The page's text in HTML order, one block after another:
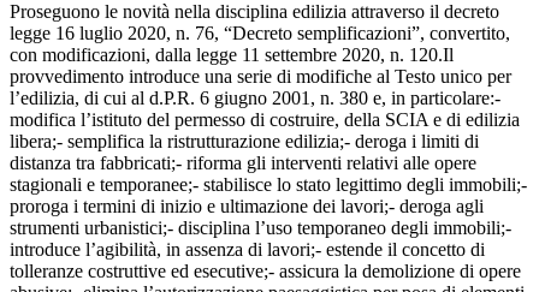
Proseguono le novità nella disciplina edilizia attraverso il decreto
legge 16 luglio 2020, n. 76, “Decreto semplificazioni”, convertito,
con modificazioni, dalla legge 11 settembre 2020, n. 120.Il
provvedimento introduce una serie di modifiche al Testo unico per
l’edilizia, di cui al d.P.R. 6 giugno 2001, n. 380 e, in particolare:-
modifica l’istituto del permesso di costruire, della SCIA e di edilizia
libera;- semplifica la ristrutturazione edilizia;- deroga i limiti di
distanza tra fabbricati;- riforma gli interventi relativi alle opere
stagionali e temporanee;- stabilisce lo stato legittimo degli immobili;-
proroga i termini di inizio e ultimazione dei lavori;- deroga agli
strumenti urbanistici;- disciplina l’uso temporaneo degli immobili;-
introduce l’agibilità, in assenza di lavori;- estende il concetto di
tolleranze costruttive ed esecutive;- assicura la demolizione di opere